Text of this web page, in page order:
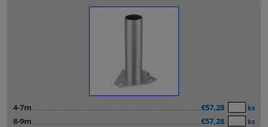
4-7m €57,28 ks
8-9m €57,28 ks